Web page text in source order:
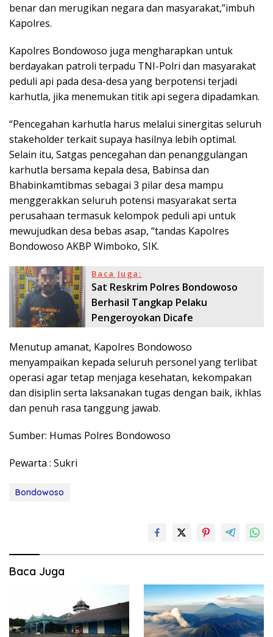
benar dan merugikan negara dan masyarakat,”imbuh
Kapolres.
Kapolres Bondowoso juga mengharapkan untuk
berdayakan patroli terpadu TNI-Polri dan masyarakat
peduli api pada desa-desa yang berpotensi terjadi
karhutla, jika menemukan titik api segera dipadamkan.
“Pencegahan karhutla harus melalui sinergitas seluruh
stakeholder terkait supaya hasilnya lebih optimal.
Selain itu, Satgas pencegahan dan penanggulangan
karhutla bersama kepala desa, Babinsa dan
Bhabinkamtibmas sebagai 3 pilar desa mampu
menggerakkan seluruh potensi masyarakat serta
perusahaan termasuk kelompok peduli api untuk
mewujudkan desa bebas asap, “tandas Kapolres
Bondowoso AKBP Wimboko, SIK.
Baca Juga:
Sat Reskrim Polres Bondowoso
Berhasil Tangkap Pelaku
Pengeroyokan Dicafe
Menutup amanat, Kapolres Bondowoso
menyampaikan kepada seluruh personel yang terlibat
operasi agar tetap menjaga kesehatan, kekompakan
dan disiplin serta laksanakan tugas dengan baik, ikhlas
dan penuh rasa tanggung jawab.
Sumber: Humas Polres Bondowoso
Pewarta : Sukri
Bondowoso
Baca Juga